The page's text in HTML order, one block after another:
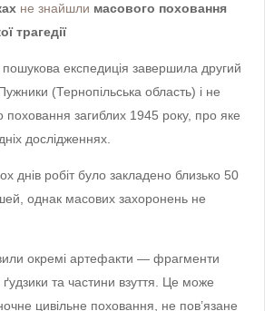
не знайшли масового поховання
трагедії
пошукова експедиція завершила другий
(Тернопільська область) і не
поховання загиблих 1945 року, про яке
дослідженнях.
днів робіт було закладено близько 50
однак масових захоронень не
окремі артефакти — фрагменти
ґудзики та частини взуття. Це може
цивільне поховання, не пов’язане